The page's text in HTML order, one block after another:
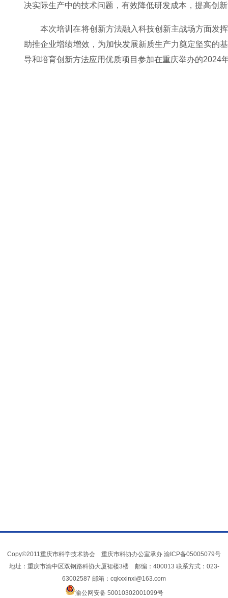
决实际生产中的技术问题，有效降低研发成本，提高创
本次培训在将创新方法融入科技创新主战场方面发
助推企业增绩增效，为加快发展新质生产力奠定坚实的
导和培育创新方法应用优质项目参加在重庆举办的2024
Copy©2011重庆市科学技术协会 重庆市科协办公室承办 渝ICP备05005079号
地址：重庆市渝中区双钢路科协大厦裙楼3楼 邮编：400013 联系方式：023-
63002587 邮箱：cqkxxinxi@163.com
渝公网安备 50010302001099号